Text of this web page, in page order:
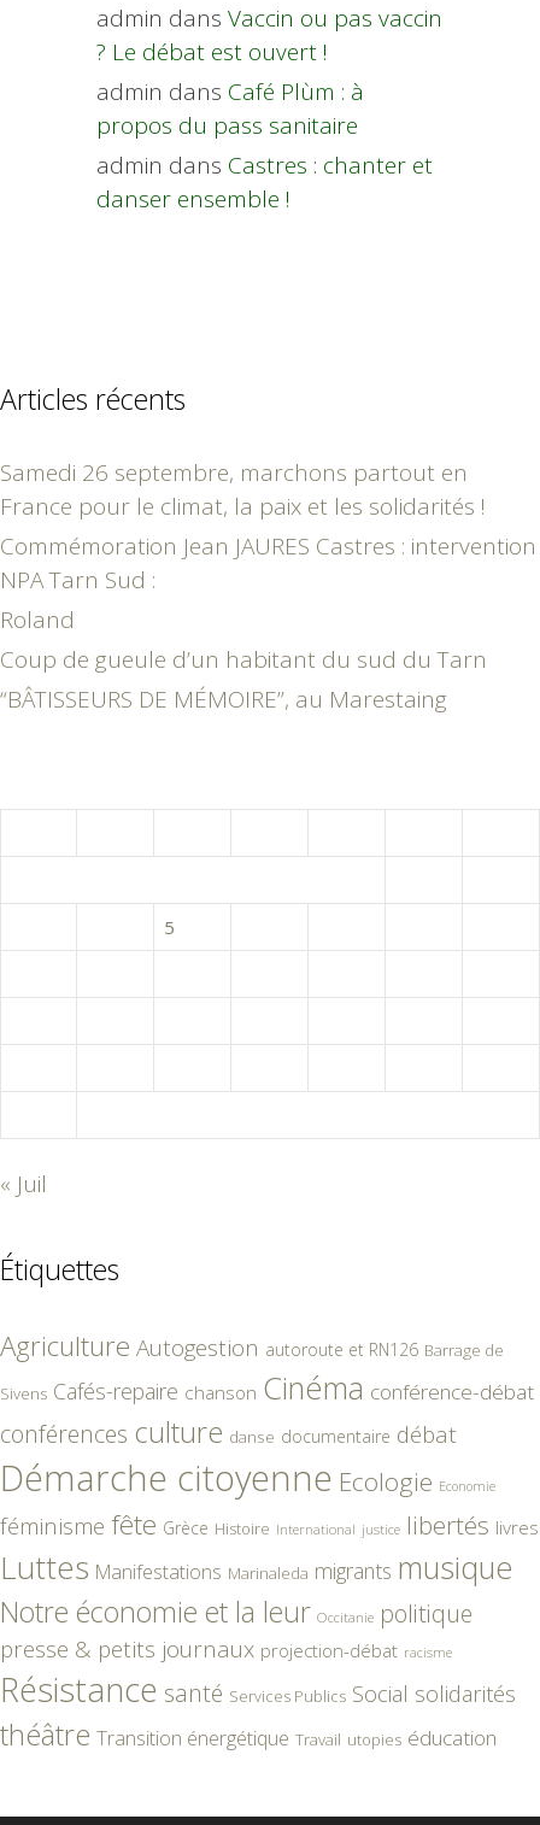
admin dans Vaccin ou pas vaccin
? Le débat est ouvert !
admin dans Café Plùm : à
propos du pass sanitaire
admin dans Castres : chanter et
danser ensemble !
Articles récents
Samedi 26 septembre, marchons partout en
France pour le climat, la paix et les solidarités !
Commémoration Jean JAURES Castres : intervention
NPA Tarn Sud :
Roland
Coup de gueule d’un habitant du sud du Tarn
“BÂTISSEURS DE MÉMOIRE”, au Marestaing
5
« Juil
Étiquettes
Agriculture Autogestion autoroute et RN126 Barrage de
Sivens Cafés-repaire chanson Cinéma conférence-débat
conférences culture danse documentaire débat
Démarche citoyenne Ecologie Economie
féminisme fête Grèce Histoire International justice libertés livres
Luttes Manifestations Marinaleda migrants musique
Notre économie et la leur Occitanie politique
presse & petits journaux projection-débat racisme
Résistance santé Services Publics Social solidarités
théâtre Transition énergétique Travail utopies éducation